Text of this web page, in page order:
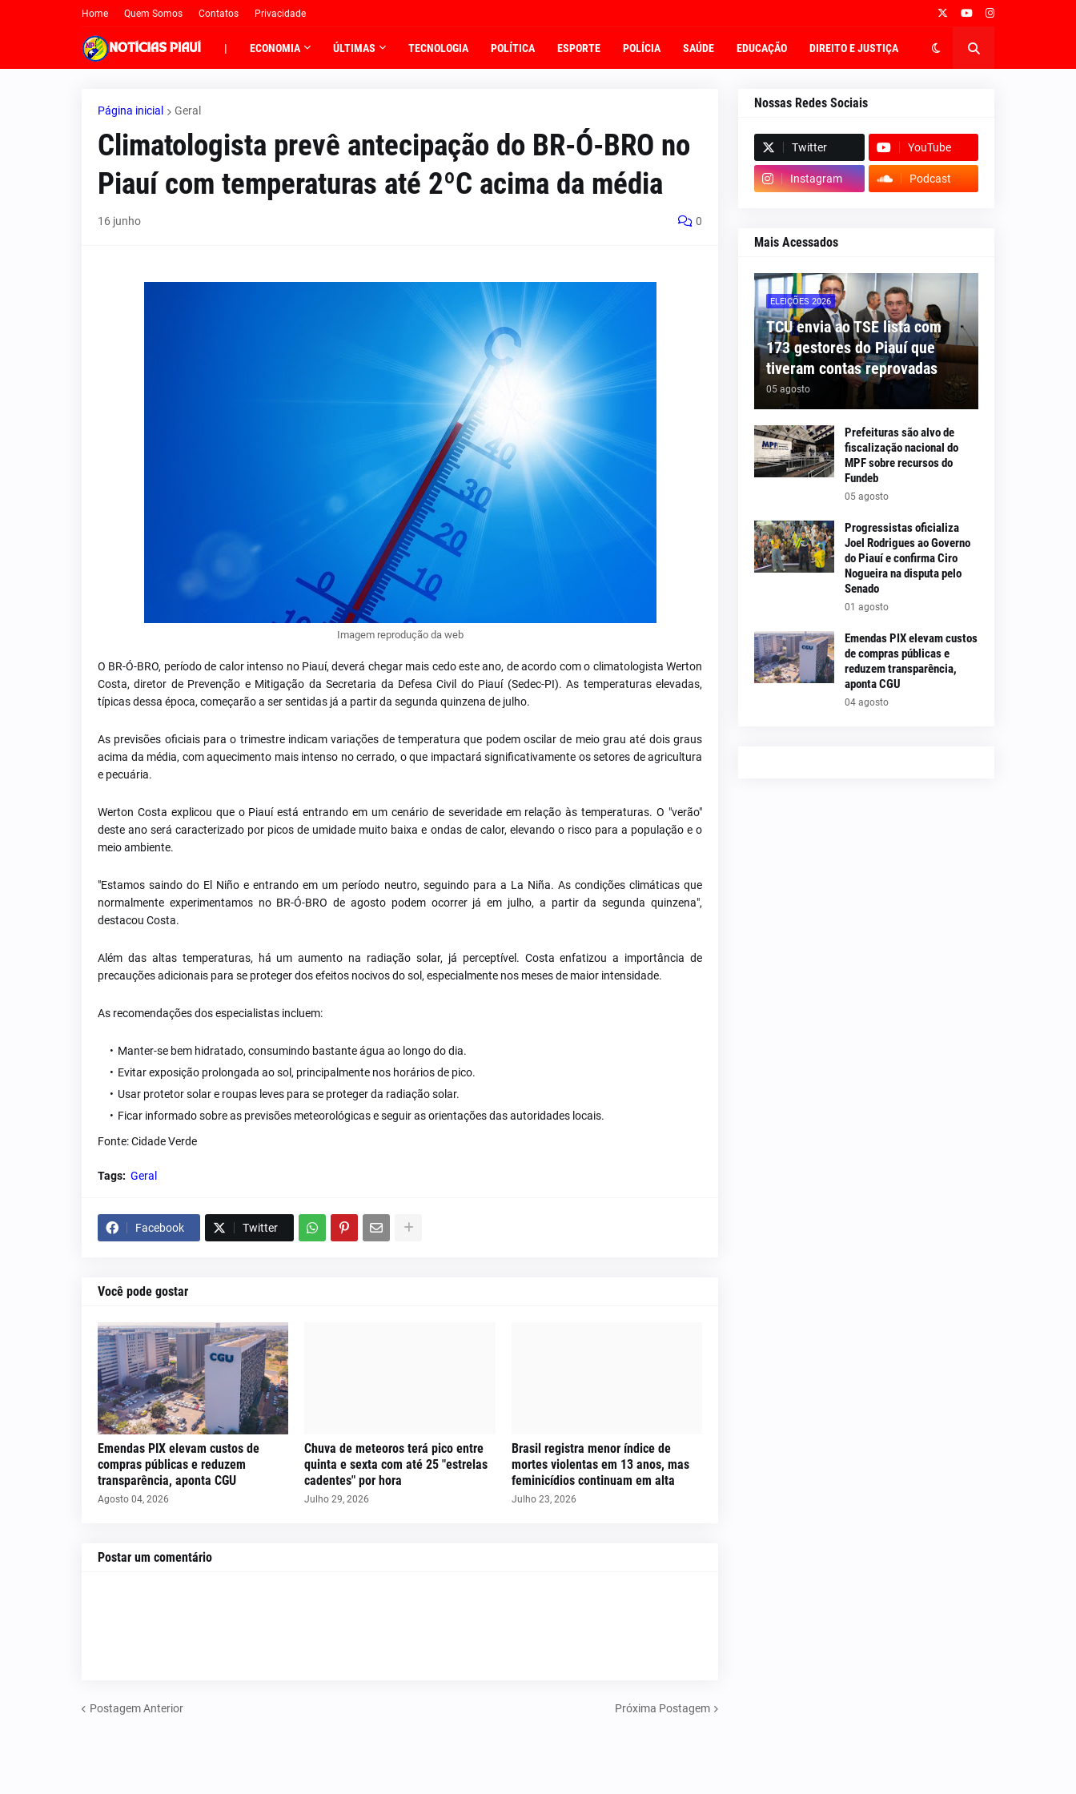
Home Quem Somos Contatos Privacidade
| ECONOMIA ÚLTIMAS TECNOLOGIA POLÍTICA ESPORTE POLÍCIA SAÚDE EDUCAÇÃO DIREITO E JUSTIÇA
Página inicial Geral
Climatologista prevê antecipação do BR-Ó-BRO no
Piauí com temperaturas até 2ºC acima da média
16 junho 0
Imagem reprodução da web
O BR-Ó-BRO, período de calor intenso no Piauí, deverá chegar mais cedo este ano, de acordo com o climatologista Werton
Costa, diretor de Prevenção e Mitigação da Secretaria da Defesa Civil do Piauí (Sedec-PI). As temperaturas elevadas,
típicas dessa época, começarão a ser sentidas já a partir da segunda quinzena de julho.
As previsões oficiais para o trimestre indicam variações de temperatura que podem oscilar de meio grau até dois graus
acima da média, com aquecimento mais intenso no cerrado, o que impactará significativamente os setores de agricultura
e pecuária.
Werton Costa explicou que o Piauí está entrando em um cenário de severidade em relação às temperaturas. O "verão"
deste ano será caracterizado por picos de umidade muito baixa e ondas de calor, elevando o risco para a população e o
meio ambiente.
"Estamos saindo do El Niño e entrando em um período neutro, seguindo para a La Niña. As condições climáticas que
normalmente experimentamos no BR-Ó-BRO de agosto podem ocorrer já em julho, a partir da segunda quinzena",
destacou Costa.
Além das altas temperaturas, há um aumento na radiação solar, já perceptível. Costa enfatizou a importância de
precauções adicionais para se proteger dos efeitos nocivos do sol, especialmente nos meses de maior intensidade.
As recomendações dos especialistas incluem:
Manter-se bem hidratado, consumindo bastante água ao longo do dia.
Evitar exposição prolongada ao sol, principalmente nos horários de pico.
Usar protetor solar e roupas leves para se proteger da radiação solar.
Ficar informado sobre as previsões meteorológicas e seguir as orientações das autoridades locais.
Fonte: Cidade Verde
Tags: Geral
Facebook Twitter
Você pode gostar
Emendas PIX elevam custos de
compras públicas e reduzem
transparência, aponta CGU
Agosto 04, 2026
Chuva de meteoros terá pico entre
quinta e sexta com até 25 "estrelas
cadentes" por hora
Julho 29, 2026
Brasil registra menor índice de
mortes violentas em 13 anos, mas
feminicídios continuam em alta
Julho 23, 2026
Postar um comentário
Postagem Anterior Próxima Postagem
Nossas Redes Sociais
Twitter YouTube
Instagram Podcast
Mais Acessados
ELEIÇÕES 2026
TCU envia ao TSE lista com
173 gestores do Piauí que
tiveram contas reprovadas
05 agosto
Prefeituras são alvo de
fiscalização nacional do
MPF sobre recursos do
Fundeb
05 agosto
Progressistas oficializa
Joel Rodrigues ao Governo
do Piauí e confirma Ciro
Nogueira na disputa pelo
Senado
01 agosto
Emendas PIX elevam custos
de compras públicas e
reduzem transparência,
aponta CGU
04 agosto